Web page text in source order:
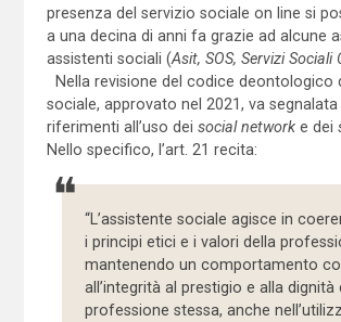
presenza del servizio sociale on line si
a una decina di anni fa grazie ad alcune
assistenti sociali (Asit, SOS, Servizi Sociali
Nella revisione del codice deontologico
sociale, approvato nel 2021, va
riferimenti all’uso dei social networke dei
Nello specifico, l’art. 21 recita:
“L’assistente sociale agisce in
i principi etici e i valori della
mantenendo un comportamento
all’integrità al prestigio e alla dignità
professione stessa, anche